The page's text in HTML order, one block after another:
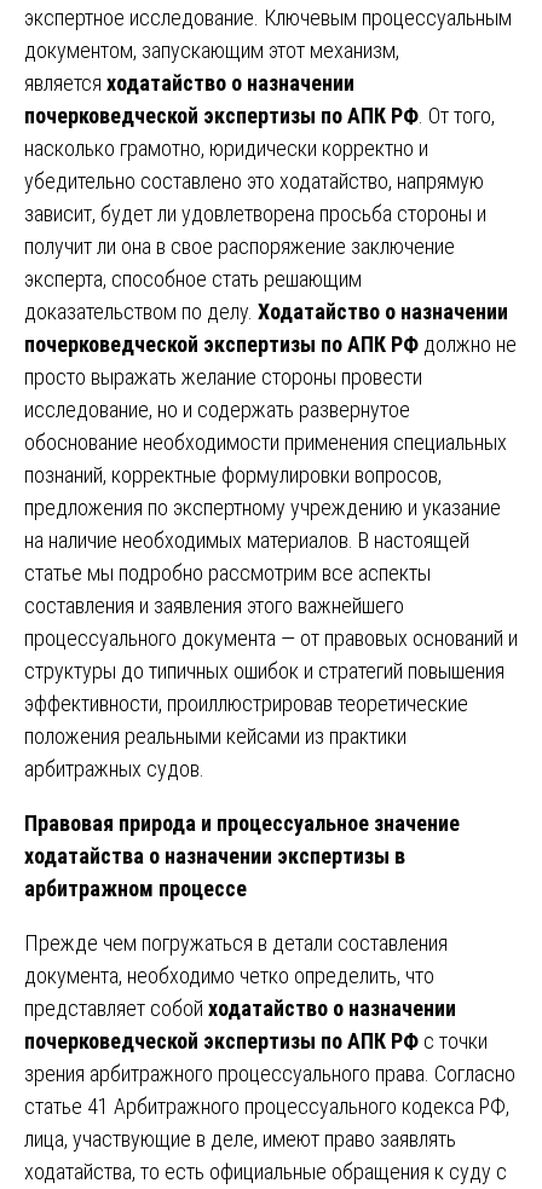
экспертное исследование. Ключевым процессуальным
документом, запускающим этот механизм,
является ходатайство о назначении
почерковедческой экспертизы по АПК РФ . От того,
насколько грамотно, юридически корректно и
убедительно составлено это ходатайство, напрямую
зависит, будет ли удовлетворена просьба стороны и
получит ли она в свое распоряжение заключение
эксперта, способное стать решающим
доказательством по делу. Ходатайство о назначении
почерковедческой экспертизы по АПК РФ должно не
просто выражать желание стороны провести
исследование, но и содержать развернутое
обоснование необходимости применения специальных
познаний, корректные формулировки вопросов,
предложения по экспертному учреждению и указание
на наличие необходимых материалов. В настоящей
статье мы подробно рассмотрим все аспекты
составления и заявления этого важнейшего
процессуального документа — от правовых оснований и
структуры до типичных ошибок и стратегий повышения
эффективности, проиллюстрировав теоретические
положения реальными кейсами из практики
арбитражных судов.
Правовая природа и процессуальное значение
ходатайства о назначении экспертизы в
арбитражном процессе
Прежде чем погружаться в детали составления
документа, необходимо четко определить, что
представляет собой ходатайство о назначении
почерковедческой экспертизы по АПК РФ с точки
зрения арбитражного процессуального права. Согласно
статье 41 Арбитражного процессуального кодекса РФ,
лица, участвующие в деле, имеют право заявлять
ходатайства, то есть официальные обращения к суду с